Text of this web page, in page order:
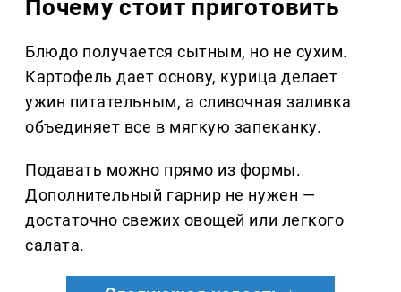
Почему стоит приготовить
Блюдо получается сытным, но не сухим.
Картофель дает основу, курица делает
ужин питательным, а сливочная заливка
объединяет все в мягкую запеканку.
Подавать можно прямо из формы.
Дополнительный гарнир не нужен —
достаточно свежих овощей или легкого
салата.